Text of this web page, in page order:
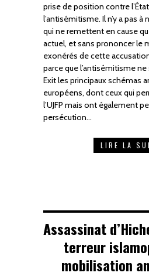
prise de position contre
l’antisémitisme. Il n’y a pas à
qui ne remettent en cause
actuel, et sans prononcer le
exonérés de cette
parce que l’antisémitisme ne
Exit les principaux schémas
européens, dont ceux qui
l’UJFP mais ont également
persécution…
LIRE LA
Assassinat
terreur
mobilisation